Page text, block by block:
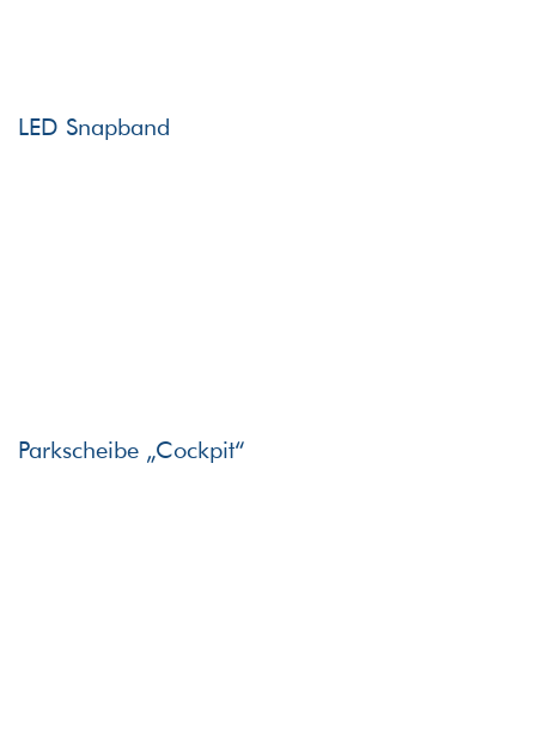
LED Snapband
Parkscheibe „Cockpit“